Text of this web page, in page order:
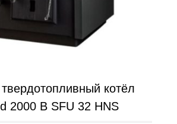
котёл
2000 B SFU 32 HNS